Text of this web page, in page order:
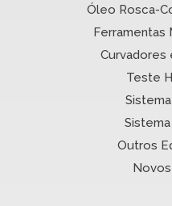
Óleo Rosca-
Ferramentas
Curvadores
Teste
Outros